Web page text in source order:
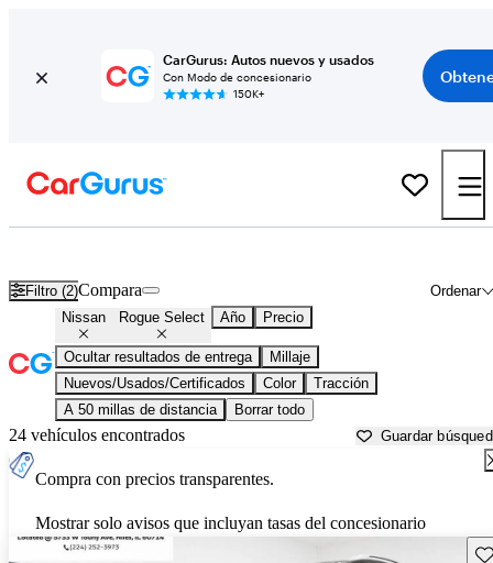
CarGurus: Autos nuevos y usados
Con Modo de concesionario
150K+
Filtro (2) Ordenar
Compara
Nissan Rogue Select Año Precio
Ocultar resultados de entrega
Millaje
Nuevos/Usados/Certificados
Color
Tracción
A 50 millas de distancia
Borrar todo
24 vehículos encontrados Guardar
Compra con precios transparentes.
Mostrar solo avisos que incluyan tasas del concesionario